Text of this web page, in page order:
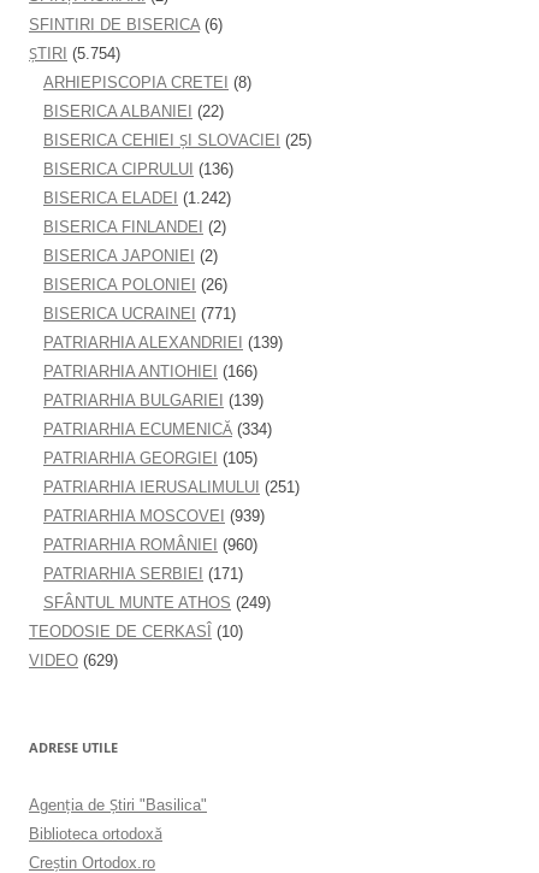
SFINTIRI DE BISERICA (6)
ŞTIRI (5.754)
ARHIEPISCOPIA CRETEI (8)
BISERICA ALBANIEI (22)
BISERICA CEHIEI ŞI SLOVACIEI (25)
BISERICA CIPRULUI (136)
BISERICA ELADEI (1.242)
BISERICA FINLANDEI (2)
BISERICA JAPONIEI (2)
BISERICA POLONIEI (26)
BISERICA UCRAINEI (771)
PATRIARHIA ALEXANDRIEI (139)
PATRIARHIA ANTIOHIEI (166)
PATRIARHIA BULGARIEI (139)
PATRIARHIA ECUMENICĂ (334)
PATRIARHIA GEORGIEI (105)
PATRIARHIA IERUSALIMULUI (251)
PATRIARHIA MOSCOVEI (939)
PATRIARHIA ROMÂNIEI (960)
PATRIARHIA SERBIEI (171)
SFÂNTUL MUNTE ATHOS (249)
TEODOSIE DE CERKASÎ (10)
VIDEO (629)
ADRESE UTILE
Agenţia de Ştiri "Basilica"
Biblioteca ortodoxă
Creştin Ortodox.ro